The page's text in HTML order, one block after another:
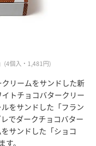
(4個入・1,481円)
リームをサンドした新
トチョコバタークリー
をサンドした「フラン
でダークチョコバター
サンドした「ショコ
。